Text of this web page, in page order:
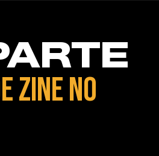
ZINE NO